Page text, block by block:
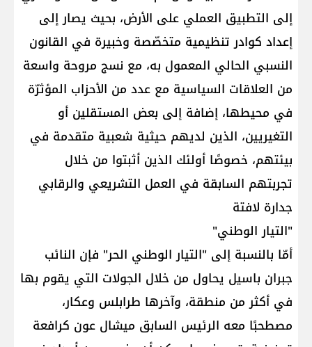
إلى التطبيق العملي على الأرض، بحيث يصار إلى
إعداد كوادر تنظيمية متخصّصة وخبيرة في القانون
النسبي الحالي المعمول به، مع نسج مروحة واسعة
من العلاقات السياسية مع عدد من الأحزاب المؤثرّة
في محيطها، إضافة إلى بعض المستقلين أو
التغيريين، الذين لديهم حيثية شعبية متقدمة في
بيئتهم، خصوصًا أولئك الذين أثبتوا من خلال
تجربتهم السابقة في العمل التشريعي والرقابي
جدارة لافتة
"التيار الوطني"
أمّا بالنسبة إلى "التيار الوطني الحر" فإن النائب
جبران باسيل يحاول من خلال الجولات التي يقوم بها
في أكثر من منطقة، وآخرها طرابلس وعكار،
مصطحبًا معه الرئيس السابق ميشال عون كرافعة